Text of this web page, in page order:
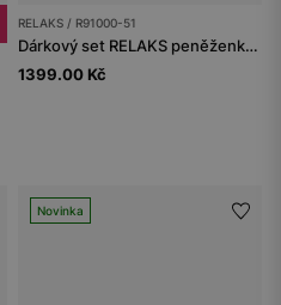
RELAKS / R91000-51
Dárkový set RELAKS peněženka a klíčenka
1399.00 Kč
Novinka